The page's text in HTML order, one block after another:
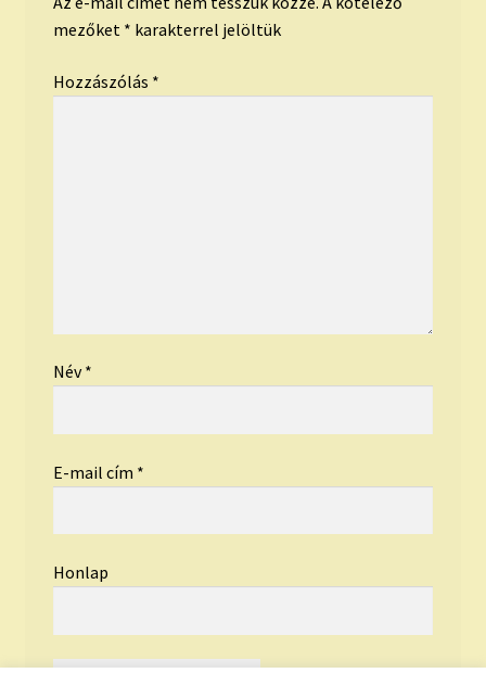
mezőket * karakterrel jelöltük
Hozzászólás *
Név*
E-mail cím *
Honlap